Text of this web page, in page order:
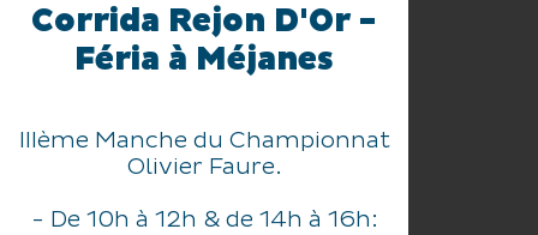
Corrida Rejon D'Or -
Féria à Méjanes
IIIème Manche du Championnat
Olivier Faure.
- De 10h à 12h & de 14h à 16h: